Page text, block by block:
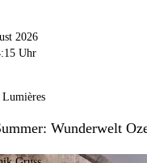
2026
Uhr
Lumières
Wunderwelt